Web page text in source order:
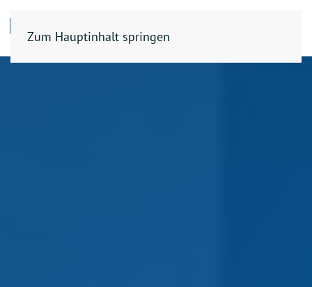
Zum Hauptinhalt springen